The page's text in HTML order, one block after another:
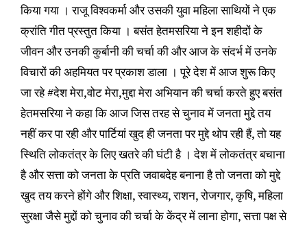
किया गया । राजू विश्वकर्मा और उसकी युवा महिला साथियों ने एक
क्रांति गीत प्रस्तुत किया । बसंत हेतमसरिया ने इन शहीदों के
जीवन और उनकी कुर्बानी की चर्चा की और आज के संदर्भ में उनके
विचारों की अहमियत पर प्रकाश डाला । पूरे देश में आज शुरू किए
जा रहे #देश मेरा,वोट मेरा,मुद्दा मेरा अभियान की चर्चा करते हुए बसंत
हेतमसरिया ने कहा कि आज जिस तरह से चुनाव में जनता मुद्दे तय
नहीं कर पा रही और पार्टियां खुद ही जनता पर मुद्दे थोप रही हैं, तो यह
स्थिति लोकतंत्र के लिए खतरे की घंटी है । देश में लोकतंत्र बचाना
है और सत्ता को जनता के प्रति जवाबदेह बनाना है तो जनता को मुद्दे
खुद तय करने होंगे और शिक्षा, स्वास्थ्य, राशन, रोजगार, कृषि, महिला
सुरक्षा जैसे मुद्दों को चुनाव की चर्चा के केंद्र में लाना होगा, सत्ता पक्ष से